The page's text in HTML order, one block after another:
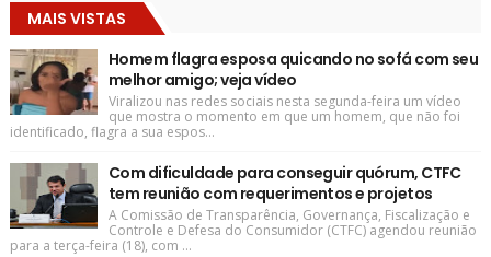
MAIS VISTAS
Homem flagra esposa quicando no sofá com seu
melhor amigo; veja vídeo
Viralizou nas redes sociais nesta segunda-feira um vídeo
que mostra o momento em que um homem, que não foi
identificado, flagra a sua espos...
Com dificuldade para conseguir quórum, CTFC
tem reunião com requerimentos e projetos
A Comissão de Transparência, Governança, Fiscalização e
Controle e Defesa do Consumidor (CTFC) agendou reunião
para a terça-feira (18), com ...